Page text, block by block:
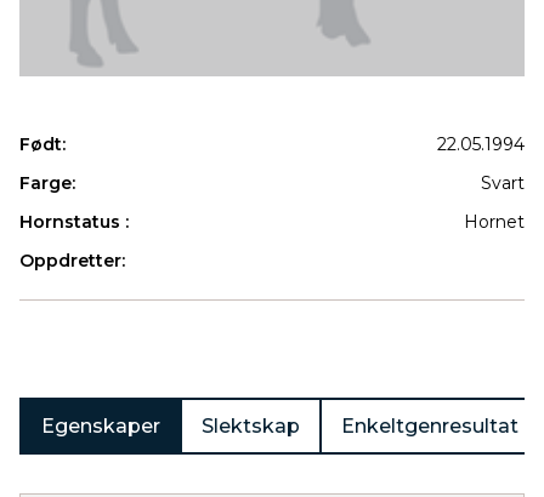
Født:
22.05.1994
Farge:
Svart
Hornstatus :
Hornet
Oppdretter:
Egenskaper Slektskap Enkeltgenresultat